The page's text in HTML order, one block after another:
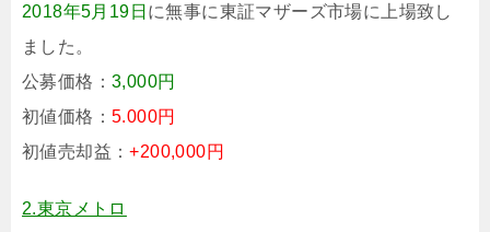
2018年5月19日 に無事に東証マザーズ市場に上場致し
ました。
公募価格： 3,000円
初値価格： 5.000円
初値売却益：+200,000円
2.東京メトロ